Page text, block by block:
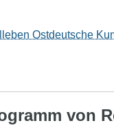
Ostdeutsche
von